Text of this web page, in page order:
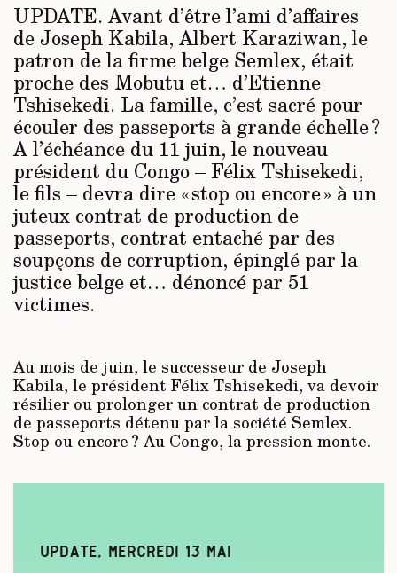
UPDATE. Avant d’être l’ami d’affaires
de Joseph Kabila, Albert Karaziwan, le
patron de la firme belge Semlex, était
proche des Mobutu et… d’Etienne
Tshisekedi. La famille, c’est sacré pour
écouler des passeports à grande échelle ?
A l’échéance du 11 juin, le nouveau
président du Congo – Félix Tshisekedi,
le fils – devra dire « stop ou encore » à un
juteux contrat de production de
passeports, contrat entaché par des
soupçons de corruption, épinglé par la
justice belge et… dénoncé par 51
victimes.
Au mois de juin, le successeur de Joseph
Kabila, le président Félix Tshisekedi, va devoir
résilier ou prolonger un contrat de production
de passeports détenu par la société Semlex.
Stop ou encore ? Au Congo, la pression monte.
UPDATE, MERCREDI 13 MAI